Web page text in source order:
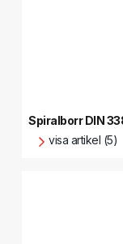
Spiralborr DIN
visa artikel (5)